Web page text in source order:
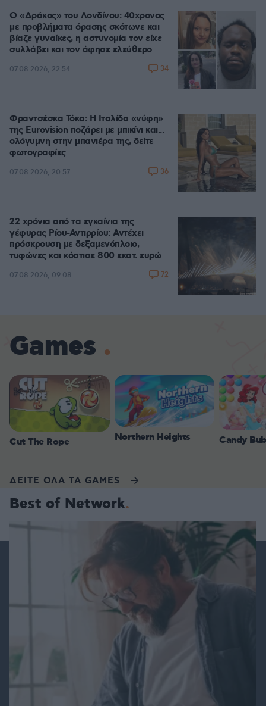
Ο «Δράκος» του Λονδίνου: 40χρονος
με προβλήματα όρασης σκότωνε και
βίαζε γυναίκες, η αστυνομία τον είχε
συλλάβει και τον άφησε ελεύθερο
07.08.2026, 22:54 34
Φραντσέσκα Τόκα: Η Ιταλίδα «νύφη»
της Eurovision ποζάρει με μπικίνι και...
ολόγυμνη στην μπανιέρα της, δείτε
φωτογραφίες
07.08.2026, 20:57 36
22 χρόνια από τα εγκαίνια της
γέφυρας Ρίου-Αντιρρίου: Αντέχει
πρόσκρουση με δεξαμενόπλοιο,
τυφώνες και κόστισε 800 εκατ. ευρώ
07.08.2026, 09:08 72
Games
Cut The Rope Northern Heights Candy
ΔΕΙΤΕ ΟΛΑ ΤΑ GAMES
Best of Network